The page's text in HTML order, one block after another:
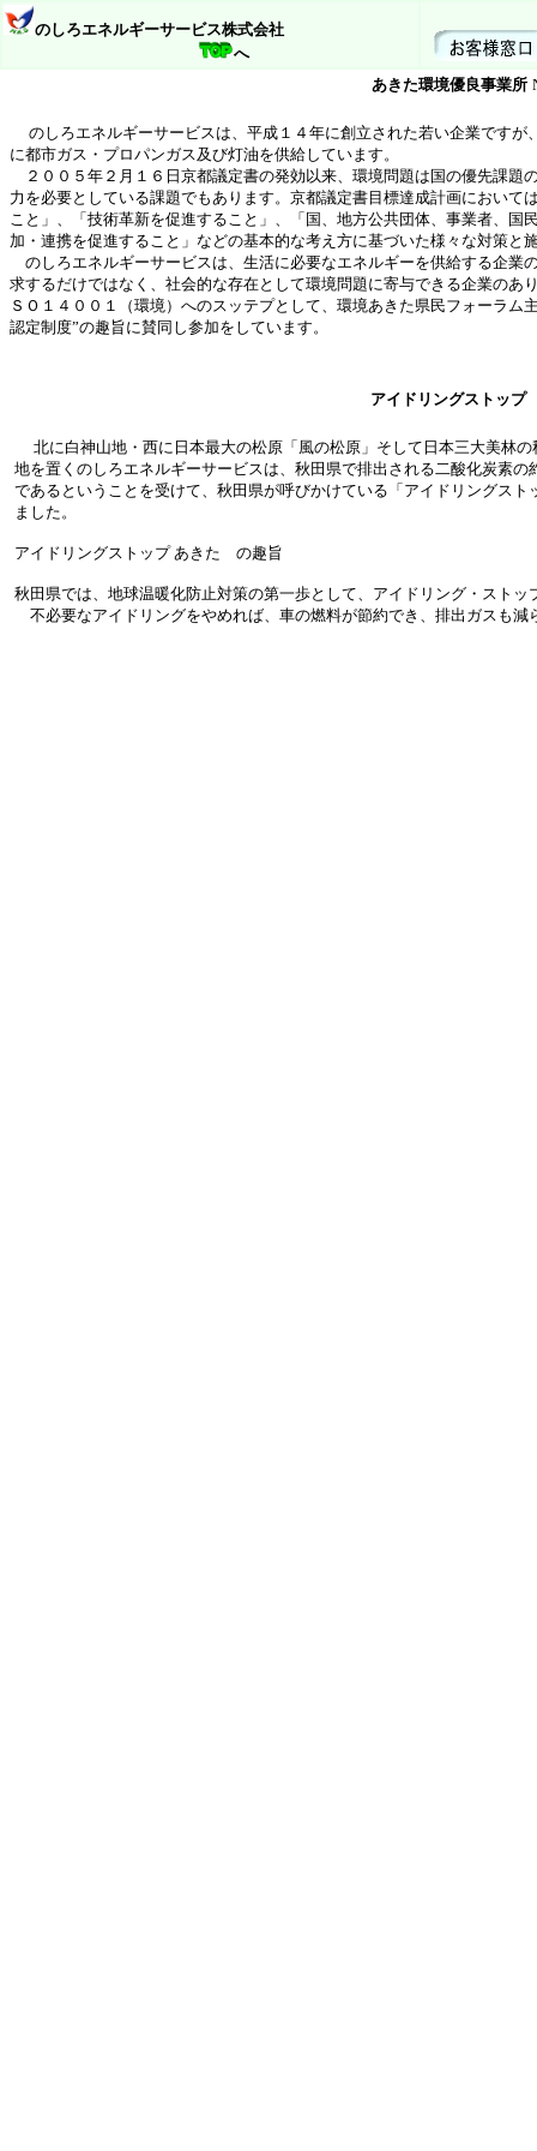
のしろエネルギーサービス株式会社
へ
あきた環境優良事業所
のしろエネルギーサービスは、平成１４年に創立された若い企業ですが
に都市ガス・プロパンガス及び灯油を供給しています。
２００５年２月１６日京都議定書の発効以来、環境問題は国の優先課題
力を必要としている課題でもあります。京都議定書目標達成計画において
こと」、「技術革新を促進すること」、「国、地方公共団体、事業者、国
加・連携を促進すること」などの基本的な考え方に基づいた様々な対策と
のしろエネルギーサービスは、生活に必要なエネルギーを供給する企業
求するだけではなく、社会的な存在として環境問題に寄与できる企業のあ
ＳＯ１４００１（環境）へのスッテプとして、環境あきた県民フォーラム
認定制度”の趣旨に賛同し参加をしています。
アイドリングストッ
北に白神山地・西に日本最大の松原「風の松原」そして日本三大美林
地を置くのしろエネルギーサービスは、秋田県で排出される二酸化炭素の
であるということを受けて、秋田県が呼びかけている「アイドリングス
ました。
アイドリングストップ あきた の趣旨
秋田県では、地球温暖化防止対策の第一歩として、アイドリング・ストッ
不必要なアイドリングをやめれば、車の燃料が節約でき、排出ガスも減